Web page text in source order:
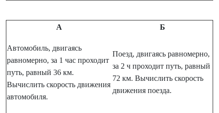
А Б
Автомобиль, двигаясь
равномерно, за 1 час проходит
путь, равный 36 км.
Вычислить скорость движения
автомобиля.
Поезд, двигаясь равномерно,
за 2 ч проходит путь, равный
72 км. Вычислить скорость
движения поезда.